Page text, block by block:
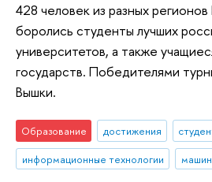
428 человек из разных
боролись студенты лучших
университетов, а также
государств. Победителями
Вышки.
Образование достижения
информационные технологии